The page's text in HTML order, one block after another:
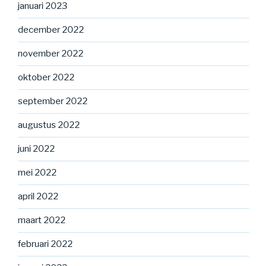
januari 2023
december 2022
november 2022
oktober 2022
september 2022
augustus 2022
juni 2022
mei 2022
april 2022
maart 2022
februari 2022